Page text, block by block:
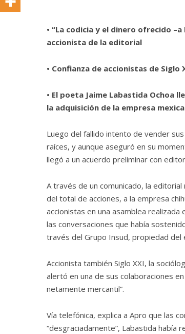
• “La codicia y el dinero ofrecido
accionista de la editorial
• Confianza de accionistas de
• El poeta Jaime Labastida Ochoa
la adquisición de la empresa
Luego del fallido intento de vender
raíces, y aunque aseguró en su
llegó a un acuerdo preliminar con
A través de un comunicado, la
del total de acciones, a la empresa
accionistas en una asamblea
las conversaciones que había
través del Grupo Insud, propiedad del
Accionista también Siglo XXI, la
alertó en una de sus colaboraciones
netamente mercantil”.
Vía telefónica, explica a Apro que las
“desgraciadamente”, Labastida había